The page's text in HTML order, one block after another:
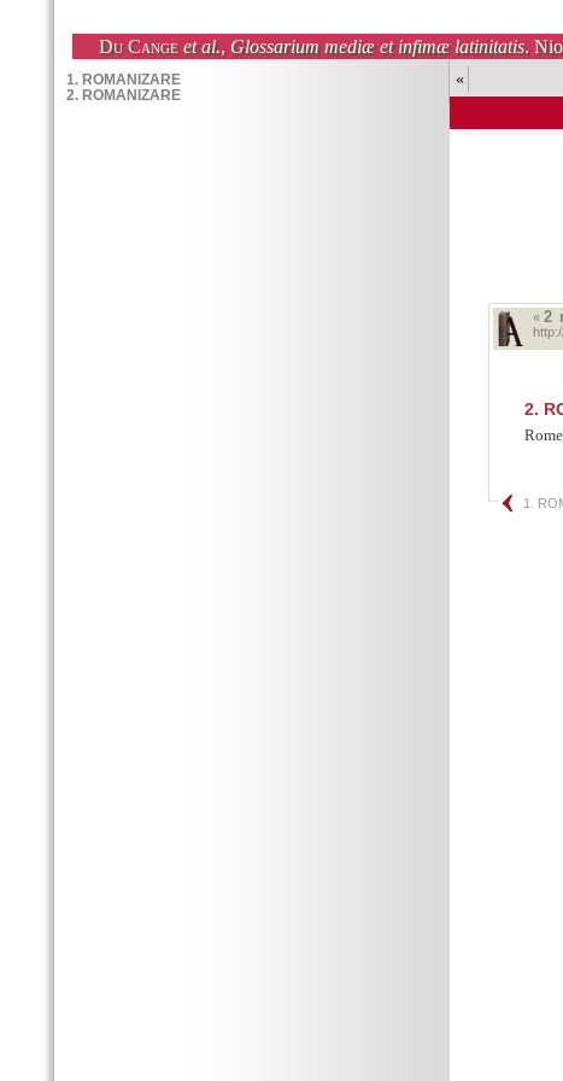
Du Cange et al., Glossarium mediæ et infimæ latinitatis.
«
« 2
2.
1.